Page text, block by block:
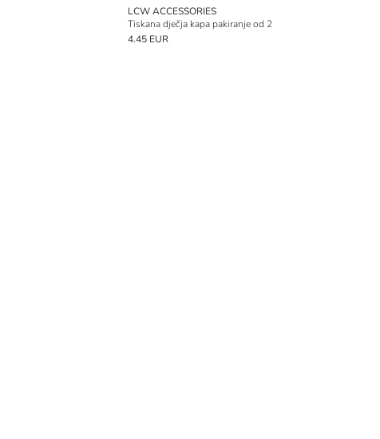
LCW ACCESSORIES
Tiskana dječja kapa pakiranje od 2
4.45 EUR